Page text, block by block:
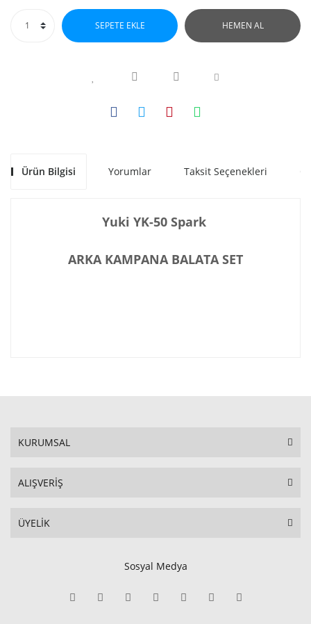
SEPETE EKLE HEMEN AL
Ürün Bilgisi Yorumlar Taksit Seçenekleri
Yuki YK-50 Spark
ARKA KAMPANA BALATA SET
KURUMSAL
ALIŞVERİŞ
ÜYELİK
Sosyal Medya